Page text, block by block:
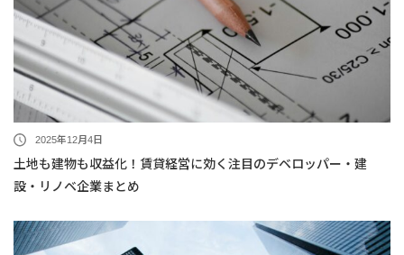
2025年12月4日
土地も建物も収益化！賃貸経営に効く注目のデベロッパー・建
設・リノベ企業まとめ